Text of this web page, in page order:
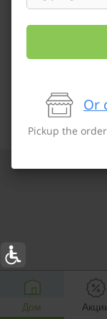
Дом
Or
Pickup the